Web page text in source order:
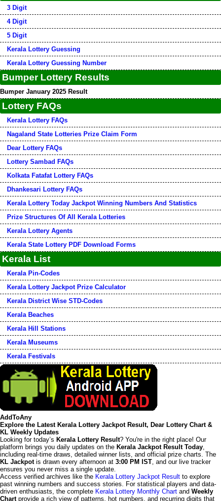
3 Digit
4 Digit
5 Digit
Kerala Lottery Guessing
Kerala Lottery Guessing Number
Bumper Lottery Results
Bumper January 2025 Result
Lottery FAQs
Kerala Lottery FAQs
Nagaland State Lotteries Prize Claim Form
Dear Lottery FAQs
Lottery Sambad FAQs
Kolkata Fatafat Lottery FAQs
Dhankesari Lottery FAQs
Kerala Lottery Today Jackpot Winning Numbers And Statistics
Prize Structures Of All Kerala Lotteries
Kerala Lottery Agents
Kerala State Lottery PDF Download Forms
Kerala List
Kerala Pin-Codes
Kerala Lottery Jackpot Prize Calculator
Kerala District Wise STD-Codes
Kerala Beaches
Kerala Hill Stations
Kerala Museums
Kerala Festivals
AddToAny
Explore the Latest Kerala Lottery Jackpot Result, Dear Lottery Chart &
KL Weekly Updates
Looking for today’s Kerala Lottery Result? You're in the right place! Our
platform brings you daily updates on the Kerala Jackpot Result Today,
including real-time draws, detailed winner lists, and official prize charts. The
KL Jackpotis drawn every afternoon at 3:00 PM IST, and our live tracker
ensures you never miss a single update.
Access verified archives like the Kerala Lottery Jackpot Result to explore
past winning numbers and success stories. For statistical players and data-
driven enthusiasts, the complete Kerala Lottery Monthly Chart and Weekly
Chartprovide a rich view of patterns, hot numbers, and recurring digits that